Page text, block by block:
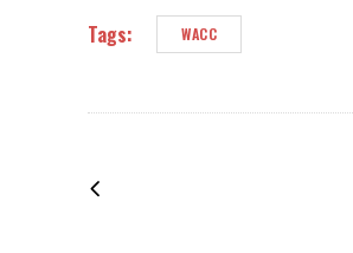
Tags: WACC